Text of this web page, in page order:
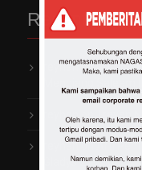
Recent
reyhanonGarap
reyhan on Trayen
reyhanonArti
Gladys 2TikTok